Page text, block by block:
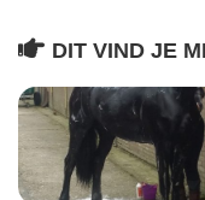
DIT VIND JE